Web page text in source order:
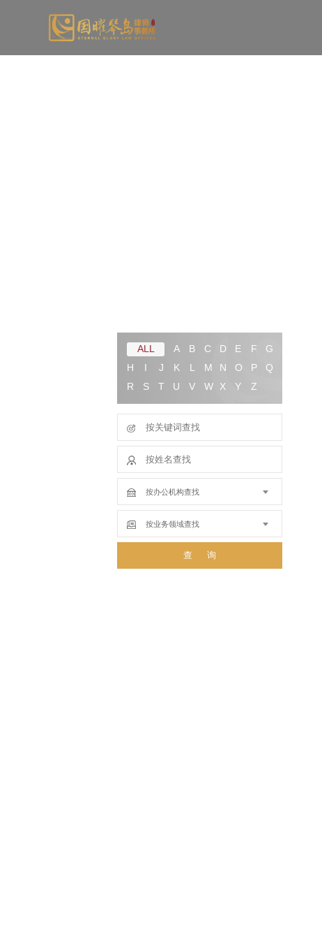
ALL A B C D E F
G
H
J K L M N O P
Q
R
S T U V W X Y Z
查询